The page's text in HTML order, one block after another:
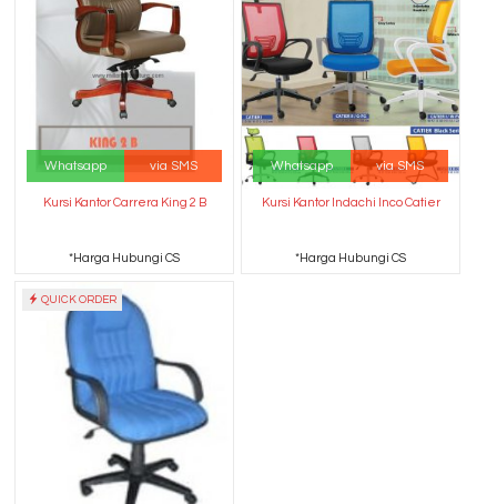
Whatsapp via SMS
Kursi Kantor Carrera King 2 B
*Harga Hubungi CS
Whatsapp via SMS
Kursi Kantor Indachi Inco Catier
*Harga Hubungi CS
QUICK ORDER